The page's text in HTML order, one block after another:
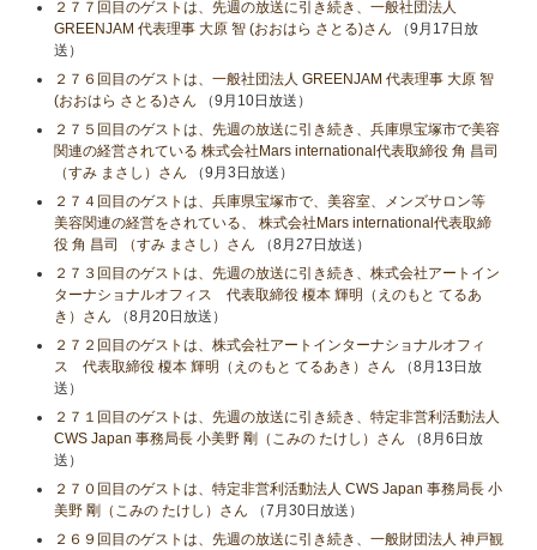
２７７回目のゲストは、先週の放送に引き続き、一般社団法人
GREENJAM 代表理事 大原 智 (おおはら さとる)さん （9月17日放
送）
２７６回目のゲストは、一般社団法人 GREENJAM 代表理事 大原 智
(おおはら さとる)さん （9月10日放送）
２７５回目のゲストは、先週の放送に引き続き、兵庫県宝塚市で美容
関連の経営されている 株式会社Mars international代表取締役 角 昌司
（すみ まさし）さん （9月3日放送）
２７４回目のゲストは、兵庫県宝塚市で、美容室、メンズサロン等
美容関連の経営をされている、 株式会社Mars international代表取締
役 角 昌司 （すみ まさし）さん （8月27日放送）
２７３回目のゲストは、先週の放送に引き続き、株式会社アートイン
ターナショナルオフィス 代表取締役 榎本 輝明（えのもと てるあ
き）さん （8月20日放送）
２７２回目のゲストは、株式会社アートインターナショナルオフィ
ス 代表取締役 榎本 輝明（えのもと てるあき）さん （8月13日放
送）
２７１回目のゲストは、先週の放送に引き続き、特定非営利活動法人
CWS Japan 事務局長 小美野 剛（こみの たけし）さん （8月6日放
送）
２７０回目のゲストは、特定非営利活動法人 CWS Japan 事務局長 小
美野 剛（こみの たけし）さん （7月30日放送）
２６９回目のゲストは、先週の放送に引き続き、一般財団法人 神戸観